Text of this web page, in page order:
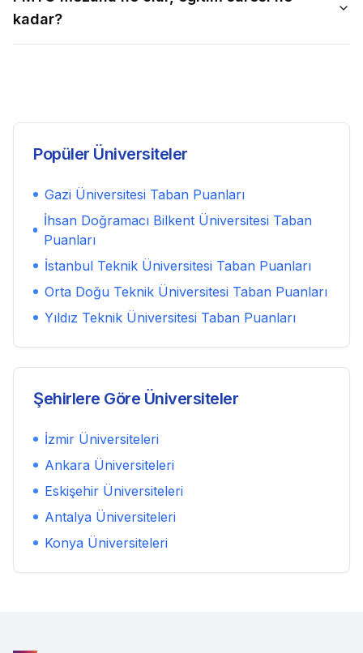
kadar?
Popüler Üniversiteler
Gazi Üniversitesi Taban Puanları
İhsan Doğramacı Bilkent Üniversitesi Taban
Puanları
İstanbul Teknik Üniversitesi Taban Puanları
Orta Doğu Teknik Üniversitesi Taban Puanları
Yıldız Teknik Üniversitesi Taban Puanları
Şehirlere Göre Üniversiteler
İzmir Üniversiteleri
Ankara Üniversiteleri
Eskişehir Üniversiteleri
Antalya Üniversiteleri
Konya Üniversiteleri